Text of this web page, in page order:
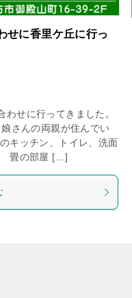
せに香里ケ丘に行っ
せに行ってきました。
さんの両親が住んでい
キッチン、トイレ、洗面
畳の部屋 […]